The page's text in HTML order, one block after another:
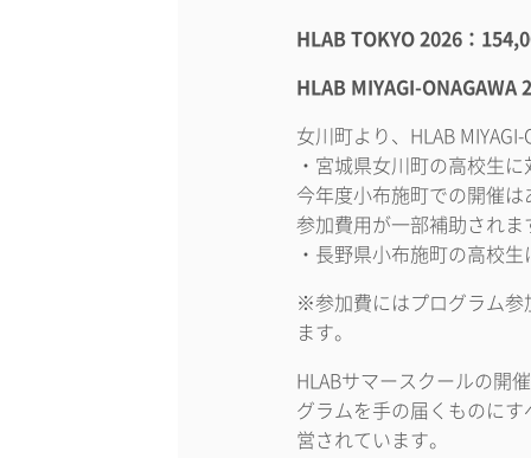
HLAB TOKYO 2026：
HLAB MIYAGI-
女川町より、HLAB
・宮城県女川町の高校生
今年度小布施町での開催
参加費用が一部補助されま
・長野県小布施町の高校
※参加費にはプログラム参
ます。
HLABサマースクールの開
グラムを手の届くものに
営されています。